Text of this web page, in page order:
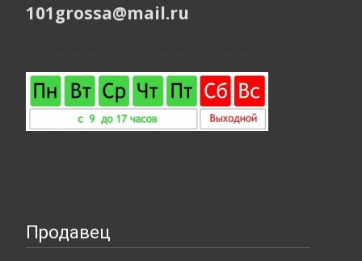
101grossa@mail.ru
Продавец